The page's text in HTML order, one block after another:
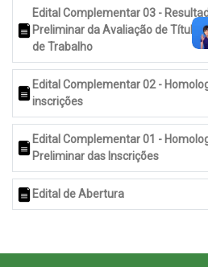
Edital Complementar 03 -
Preliminar da Avaliação de Títulos
de Trabalho
Edital Complementar 02 -
inscrições
Edital Complementar 01 -
Preliminar das Inscrições
Edital de Abertura